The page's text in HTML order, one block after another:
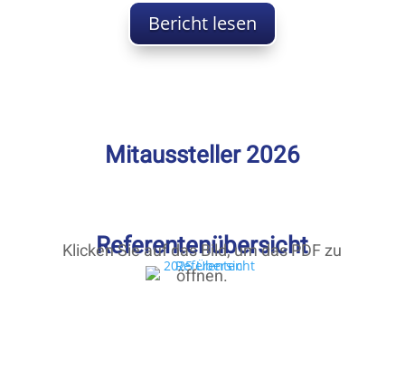
Bericht lesen
Mitaussteller 2026
Referentenübersicht
Klicken Sie auf das Bild, um das PDF zu
öffnen.